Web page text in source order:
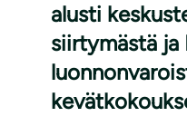
alusti
siirtymästä ja